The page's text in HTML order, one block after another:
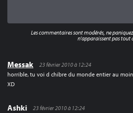
Messak
23 février 2010 à 12:24
horrible, tu voi d chibre du monde entier au
XD
Ashki
23 février 2010 à 12:24
Les commentaires sont modérés, ne
n'apparaissent pas tout